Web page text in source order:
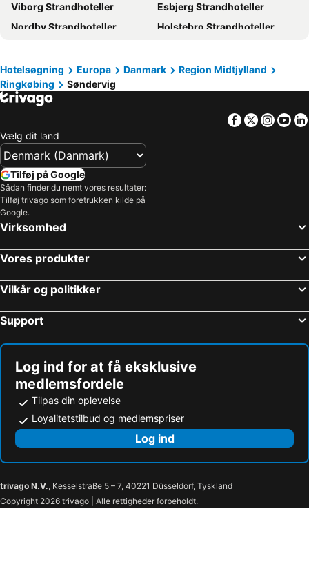
Viborg Strandhoteller
Esbjerg Strandhoteller
Nordby Strandhoteller
Holstebro Strandhoteller
Grindsted Strandhoteller
Hvide Sande Strandhoteller
Nykøbing Mors Strandhoteller
Ulfborg Strandhoteller
Ikast Strandhoteller
Struer Strandhoteller
Give Strandhoteller
Agger Strandhoteller
Blåvandshuk Strandhoteller
Nørre Nebel Strandhoteller
Vejen Strandhoteller
Egtved Strandhoteller
Kjellerup Strandhoteller
Videbæk Strandhoteller
Vinderup Strandhoteller
Hotelsøgning Europa Danmark
Region Midtjylland
Ringkøbing
Søndervig
Facebook
Twitter
Vælg dit land
Tilføj på Google
Sådan finder du nemt vores resultater:
Tilføj trivago som foretrukken kilde på
Google.
Virksomhed
Vores produkter
Vilkår og politikker
Support
Log ind for at få eksklusive
medlemsfordele
Tilpas din oplevelse
Loyalitetstilbud og medlemspriser
Log ind
trivago N.V., Kesselstraße 5 – 7, 40221 Düsseldorf, Tyskland
Copyright 2026 trivago | Alle rettigheder forbeholdt.